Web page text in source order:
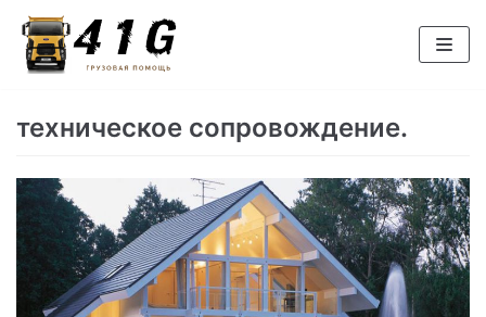
Перейти
к
техническое сопровождение.